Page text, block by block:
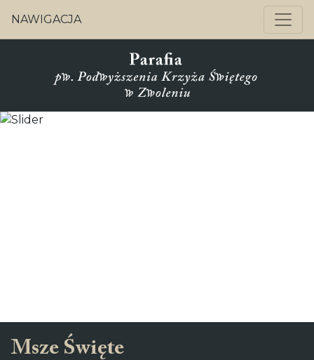
NAWIGACJA
Msze Święte